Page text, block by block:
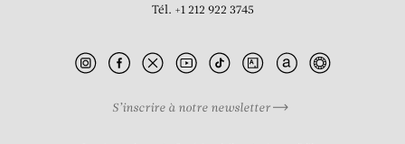
PANEM ET CIRCENSES
Tél. +1 212 922 3745
S’inscrire à notre newsletter